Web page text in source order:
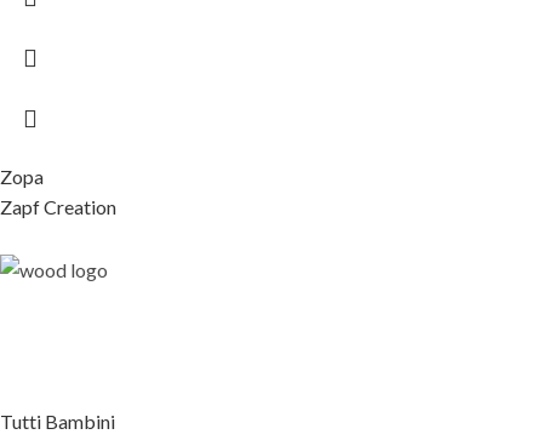
Zopa
Zapf Creation
Tutti Bambini